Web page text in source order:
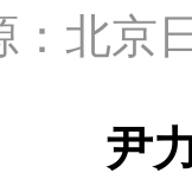
：北
尹